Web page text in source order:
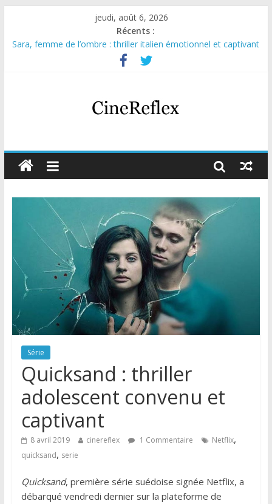
jeudi, août 6, 2026
Récents :
Sara, femme de l’ombre : thriller italien émotionnel et captivant
Journal d’une fille larguée : nouvelle série suédoise sur Netflix
Aema : mini-série sur le tournage d’un film érotique devenu
Glass Heart : excellente série musicale avec Takeru Satō
Olympo, saison 1 : nouvelle série qui séduira les fans de
Série
Quicksand : thriller
adolescent convenu et
captivant
8 avril 2019 cinereflex 1 Commentaire Netflix,
quicksand, serie
Quicksand, première série suédoise signée Netflix, a
débarqué vendredi dernier sur la plateforme de